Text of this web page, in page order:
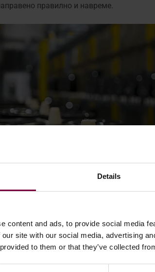
Details
content and ads, to provide social media
site with our social media, advertising
to them or that they’ve collected
правилно и навреме.
съгласуваност на ниво OEM с
на инвестициите само след няколко
докато конкурентите все още губят